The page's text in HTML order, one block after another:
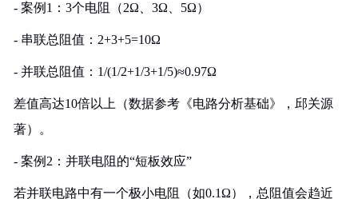
- 案例1：3个电阻（2Ω、3Ω、5Ω）
- 串联总阻值：2+3+5=10Ω
- 并联总阻值：1/(1/2+1/3+1/5)≈0.97Ω
差值高达10倍以上（数据参考《电路分析基础》，邱关源
著）。
- 案例2：并联电阻的“短板效应”
若并联电路中有一个极小电阻（如0.1Ω），总阻值会趋近